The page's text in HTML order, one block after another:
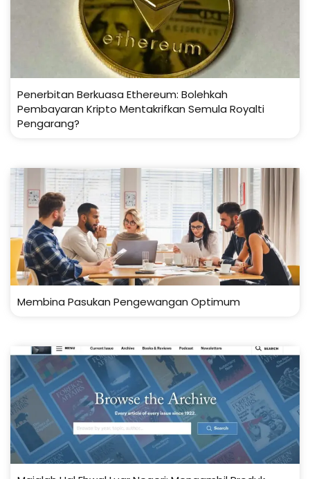
Penerbitan Berkuasa Ethereum: Bolehkah
Pembayaran Kripto Mentakrifkan Semula Royalti
Pengarang?
Membina Pasukan Pengewangan Optimum